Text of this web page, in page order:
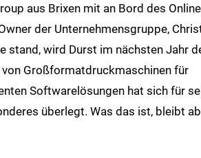
aus Brixen mit an Bord des
der Unternehmensgruppe,
stand, wird Durst im nächsten Jahr
von Großformatdruckmaschinen für
Softwarelösungen hat sich für
überlegt. Was das ist, bleibt